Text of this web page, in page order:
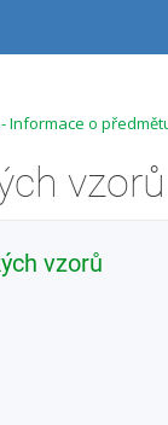
Informace o
vzorů